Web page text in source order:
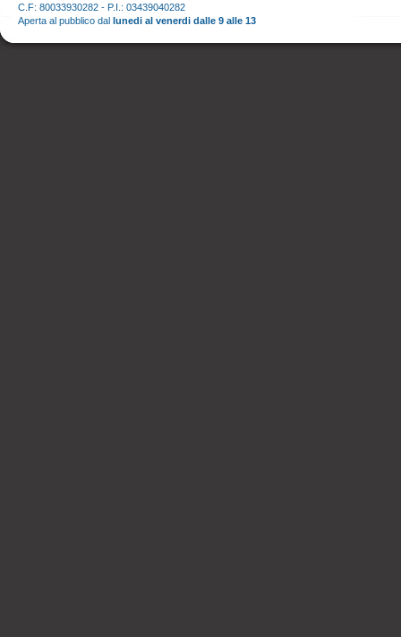
C.F: 80033930282 - P.I.: 03439040282
Aperta al pubblico dal lunedi al venerdi dalle 9 alle 13